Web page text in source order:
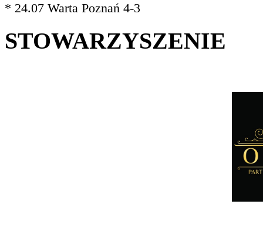
* 24.07 Warta Poznań 4-3
STOWARZYSZENIE